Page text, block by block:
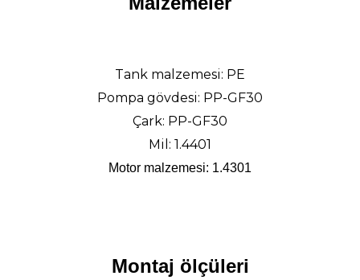
Tank malzemesi: PE
Pompa gövdesi: PP-GF30
Çark: PP-GF30
Mil: 1.4401
Motor malzemesi: 1.4301
Montaj ölçüleri